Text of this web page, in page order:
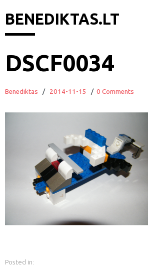
BENEDIKTAS.LT
DSCF0034
Benediktas / 2014-11-15 / 0 Comments
Posted in: